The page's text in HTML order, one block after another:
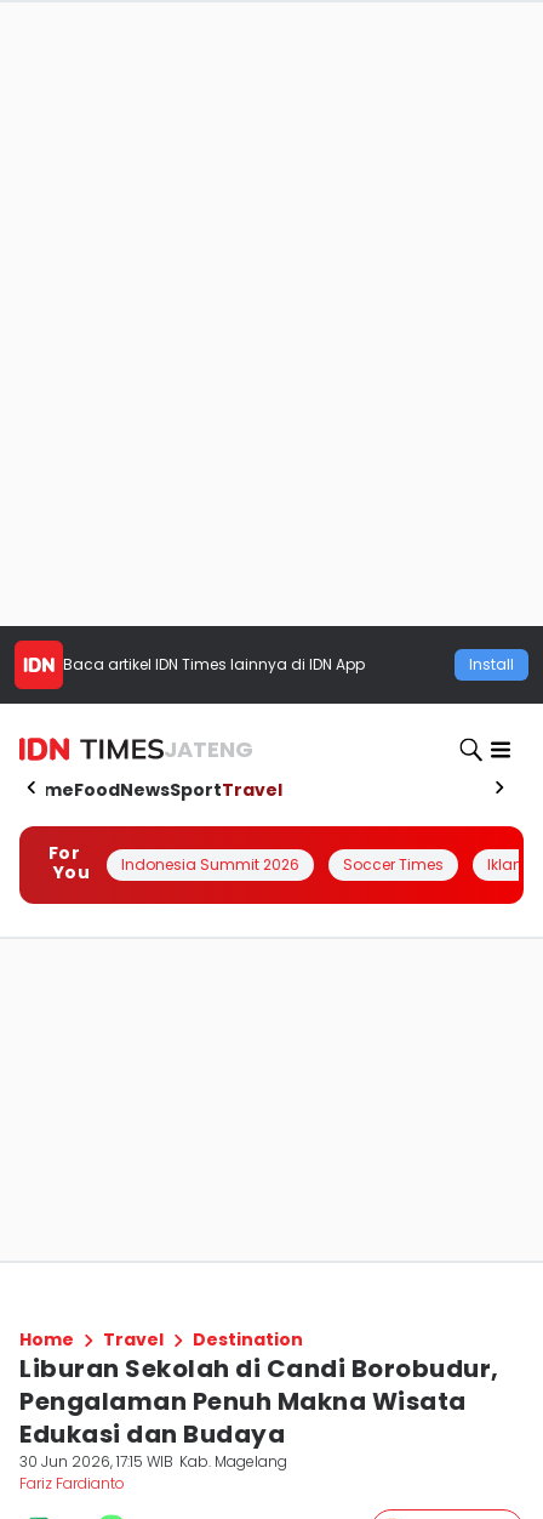
Baca artikel IDN Times lainnya di IDN App Install
JATENG
HomeFoodNewsSportTravel
For
You
Indonesia Summit 2026 Soccer Times Iklanin
Home Travel Destination
Liburan Sekolah di Candi Borobudur,
Pengalaman Penuh Makna Wisata
Edukasi dan Budaya
30 Jun 2026, 17:15 WIB Kab. Magelang
Fariz Fardianto